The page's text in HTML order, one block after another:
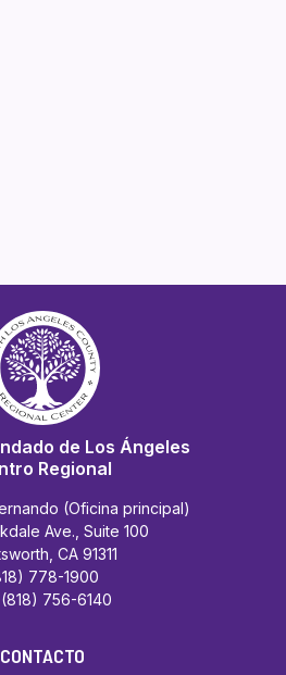
de Los Ángeles
Regional
(Oficina principal)
Ave., Suite 100
CA 91311
778-1900
756-6140
CONTACTO